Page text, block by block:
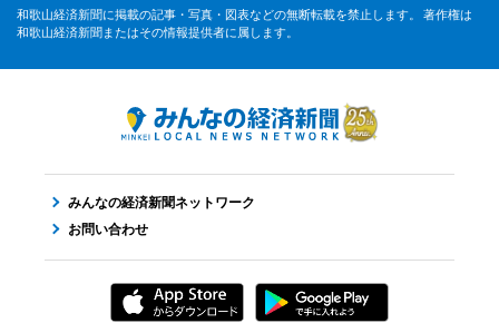
和歌山経済新聞に掲載の記事・写真・図表などの無断転載を禁止します。 著作権は
和歌山経済新聞またはその情報提供者に属します。
みんなの経済新聞ネットワーク
お問い合わせ